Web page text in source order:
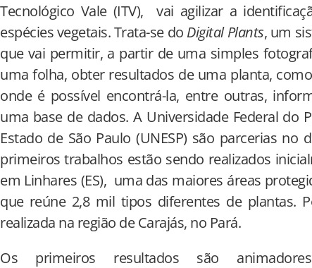
Tecnológico Vale (ITV), vai agilizar a
espécies vegetais. Trata-se do Digital Plants, um
que vai permitir, a partir de uma simples
uma folha, obter resultados de uma planta,
onde é possível encontrá-la, entre outras,
uma base de dados. A Universidade Federal do
Estado de São Paulo (UNESP) são parcerias
primeiros trabalhos estão sendo realizados
em Linhares (ES), uma das maiores áreas
que reúne 2,8 mil tipos diferentes de plantas.
realizada na região de Carajás, no Pará.
Os primeiros resultados são